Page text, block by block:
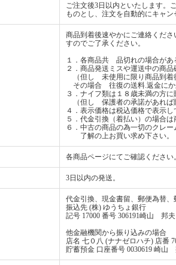
ご注文後3日以内といたします。
ものとし、注文を自動的にキャン
商品到着後速やかにご連絡くだ
すのでご了承ください。
１．各商品共 品切れの場合があ
２．商品発送ミスや運送中の商
（但し 未使用に限り商品到着
その場合 往復の送料.返金にか
３．ナイフ類は１８歳未満の方に
（但し 保護者の承諾があれば
４．表示価格は税込価格で表示し
５．代金引換（着払い）の場合
６．中古の商品の為一切のクレー
了解の上お買い求め下さい。
各商品ページにてご確認ください。
3日以内の発送。
代金引換、現金書留、郵便為替
振込先 (株) ゆうちょ銀行
記号 17000 番号 306191崎山 邦
他金融機関から振り込みの場合
店名 七０八 (ナナゼロハチ) 店番
貯蓄預金 口座番号 0030619 崎山